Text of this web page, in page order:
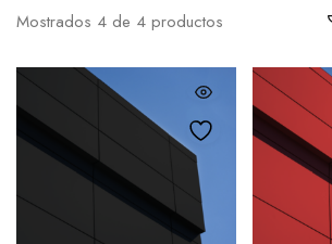
Mostrados 4 de 4 productos